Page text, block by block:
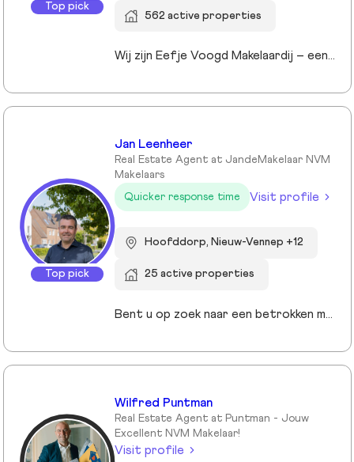
Top pick
562 active properties
Wij zijn Eefje Voogd Makelaardij – een toonaangevend makelaarskantoor gespecialiseerd in luxe woningen in Groot-Amsterdam en Utrecht. Met meer dan 40 jaar ervaring in het hogere segment combineren wij diepgaande marktkennis met een persoonlijke, stijlvolle en transparante aanpak. Ons kantoor werd ruim tien jaar geleden opgericht door directeur Eefje Voogd, een echte visionair binnen de vastgoedwereld. Inmiddels bestaat ons team uit meer dan 30 toegewijde professionals die klaarstaan om u te begeleiden bij al uw vastgoedvragen. Pleased to meet you!
Top pick
Jan Leenheer
Real Estate Agent at JandeMakelaar NVM
Makelaars
Quicker response time
Visit profile
Hoofddorp, Nieuw-Vennep +12
25 active properties
Bent u op zoek naar een betrokken makelaar die uw belangen vooropstelt? Bij JandeMakelaar NVM Makelaars combineren we persoonlijke aandacht met moderne technieken om het beste resultaat te behalen. Of u nu uw huis wilt verkopen, een nieuwe woning zoekt of een taxatie nodig hebt, wij staan voor u klaar met een full-service aanpak.
Wilfred Puntman
Real Estate Agent at Puntman - Jouw
Excellent NVM Makelaar!
Visit profile